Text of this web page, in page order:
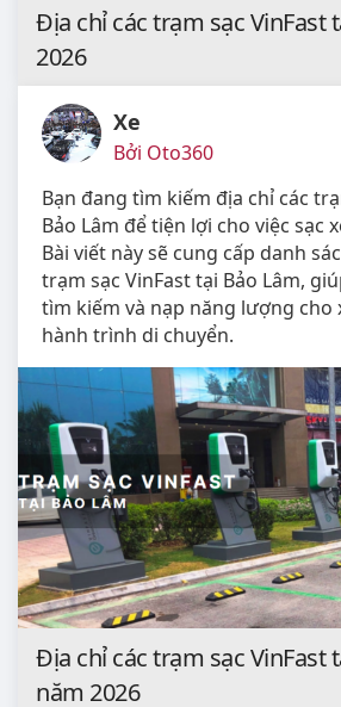
Địa chỉ các trạm sạc VinFast
2026
Xe
Bởi Oto360
Bạn đang tìm kiếm địa chỉ các
Bảo Lâm để tiện lợi cho việc sạc
Bài viết này sẽ cung cấp danh
trạm sạc VinFast tại Bảo Lâm,
tìm kiếm và nạp năng lượng cho
hành trình di chuyển.
Địa chỉ các trạm sạc VinFast
năm 2026